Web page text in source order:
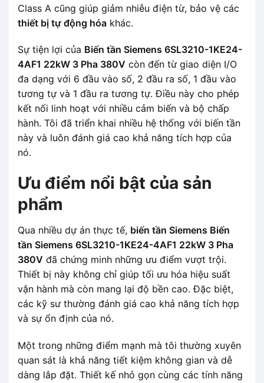
Class A cũng giúp giảm nhiễu điện từ, bảo vệ các
thiết bị tự động hóa khác.
Sự tiện lợi của Biến tần Siemens 6SL3210-1KE24-
4AF1 22kW 3 Pha 380V còn đến từ giao diện I/O
đa dạng với 6 đầu vào số, 2 đầu ra số, 1 đầu vào
tương tự và 1 đầu ra tương tự. Điều này cho phép
kết nối linh hoạt với nhiều cảm biến và bộ chấp
hành. Tôi đã triển khai nhiều hệ thống với biến tần
này và luôn đánh giá cao khả năng tích hợp của
nó.
Ưu điểm nổi bật của sản
phẩm
Qua nhiều dự án thực tế, biến tần Siemens Biến
tần Siemens 6SL3210-1KE24-4AF1 22kW 3 Pha
380V đã chứng minh những ưu điểm vượt trội.
Thiết bị này không chỉ giúp tối ưu hóa hiệu suất
vận hành mà còn mang lại độ bền cao. Đặc biệt,
các kỹ sư thường đánh giá cao khả năng tích hợp
và sự ổn định của nó.
Một trong những điểm mạnh mà tôi thường xuyên
quan sát là khả năng tiết kiệm không gian và dễ
dàng lắp đặt. Thiết kế nhỏ gọn cùng các tính năng